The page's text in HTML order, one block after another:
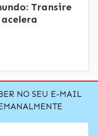
Transire
NO SEU E-MAIL